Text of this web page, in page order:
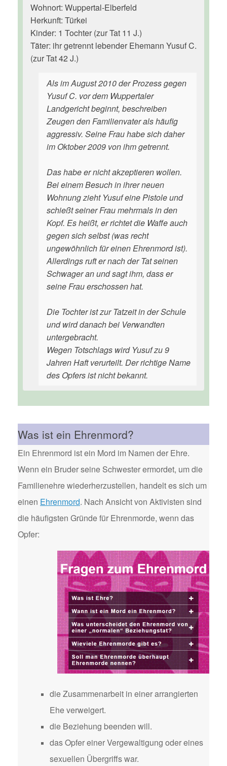
Wohnort: Wuppertal-Elberfeld
Herkunft: Türkei
Kinder: 1 Tochter (zur Tat 11 J.)
Täter: ihr getrennt lebender Ehemann Yusuf C.
(zur Tat 42 J.)
Als im August 2010 der Prozess gegen
Yusuf C. vor dem Wuppertaler
Landgericht beginnt, beschreiben
Zeugen den Familienvater als häufig
aggressiv. Seine Frau habe sich daher
im Oktober 2009 von ihm getrennt.
Das habe er nicht akzeptieren wollen.
Bei einem Besuch in ihrer neuen
Wohnung zieht Yusuf eine Pistole und
schießt seiner Frau mehrmals in den
Kopf. Es heißt, er richtet die Waffe auch
gegen sich selbst (was recht
ungewöhnlich für einen Ehrenmord ist).
Allerdings ruft er nach der Tat seinen
Schwager an und sagt ihm, dass er
seine Frau erschossen hat.
Die Tochter ist zur Tatzeit in der Schule
und wird danach bei Verwandten
untergebracht.
Wegen Totschlags wird Yusuf zu 9
Jahren Haft verurteilt. Der richtige Name
des Opfers ist nicht bekannt.
Was ist ein Ehrenmord?
Ein Ehrenmord ist ein Mord im Namen der Ehre.
Wenn ein Bruder seine Schwester ermordet, um die
Familienehre wiederherzustellen, handelt es sich um
einen Ehrenmord. Nach Ansicht von Aktivisten sind
die häufigsten Gründe für Ehrenmorde, wenn das
Opfer:
die Zusammenarbeit in einer arrangierten
Ehe verweigert.
die Beziehung beenden will.
das Opfer einer Vergewaltigung oder eines
sexuellen Übergriffs war.